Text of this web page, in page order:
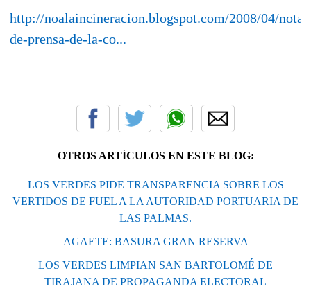
http://noalaincineracion.blogspot.com/2008/04/nota-
de-prensa-de-la-co...
OTROS ARTÍCULOS EN ESTE BLOG:
LOS VERDES PIDE TRANSPARENCIA SOBRE LOS
VERTIDOS DE FUEL A LA AUTORIDAD PORTUARIA DE
LAS PALMAS.
AGAETE: BASURA GRAN RESERVA
LOS VERDES LIMPIAN SAN BARTOLOMÉ DE
TIRAJANA DE PROPAGANDA ELECTORAL